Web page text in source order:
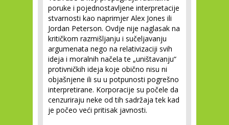
poruke i pojednostavljene interpretacije
stvarnosti kao naprimjer Alex Jones ili
Jordan Peterson. Ovdje nije naglasak na
kritičkom razmišljanju i sučeljavanju
argumenata nego na relativizaciji svih
ideja i moralnih načela te „uništavanju“
protivničkih ideja koje obično nisu ni
objašnjene ili su u potpunosti pogrešno
interpretirane. Korporacije su počele da
cenzuriraju neke od tih sadržaja tek kad
je počeo veći pritisak javnosti.